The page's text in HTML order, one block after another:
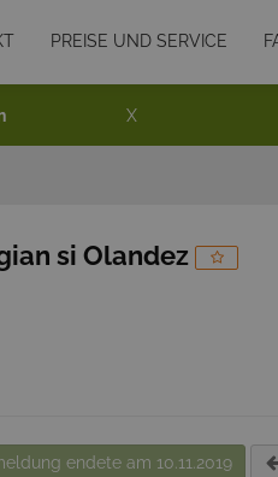
PREISE UND SERVICE
X
si Olandez
endete am 10.11.2019